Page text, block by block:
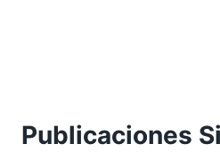
Publicaciones